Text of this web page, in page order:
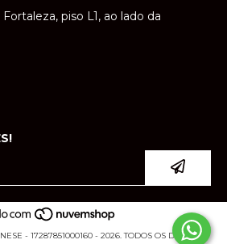
piso L1, ao lado da
- 17287851000160 - 2026. TODOS OS DIREITOS